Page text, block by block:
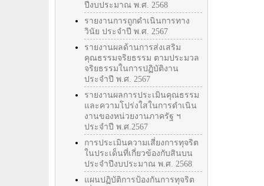
ปีงบประมาณ พ.ศ. 2568
รายงานการถูกดำเนินการทาง
วินัย ประจำปี พ.ศ. 2567
รายงานผลด้านการส่งเสริม
คุณธรรมจริยธรรม ตามประมวล
จริยธรรมในการปฏิบัติงาน
ประจำปี พ.ศ. 2567
รายงานผลการประเมินคุณธรรม
และความโปร่งใสในการดำเนิน
งานของหน่วยงานภาครัฐ ฯ
ประจำปี พ.ศ.2567
การประเมินความเสี่ยงการทุจริต
ในประเด็นที่เกี่ยวข้องกับสินบน
ประจำปีงบประมาณ พ.ศ. 2568
แผนปฏิบัติการป้องกันการทุจริต